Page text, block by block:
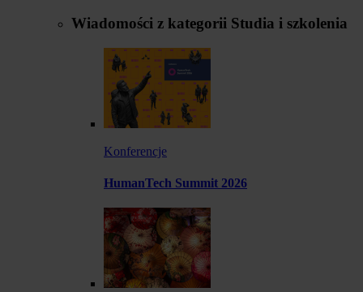
Wiadomości z kategorii Studia i szkolenia
Konferencje
HumanTech Summit 2026